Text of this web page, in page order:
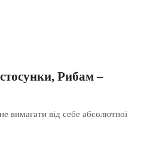
Рибам –
вимагати від себе абсолютної